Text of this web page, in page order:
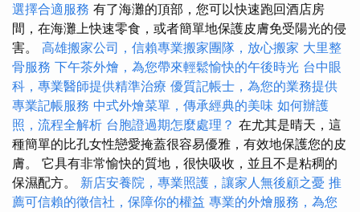
選擇合適服務 有了海灘的頂部，您可以快速跑回酒店房
間，在海灘上快速零食，或者簡單地保護皮膚免受陽光的侵
害。 高雄搬家公司，信賴專業搬家團隊，放心搬家 大里整
骨服務 下午茶外燴，為您帶來輕鬆愉快的午後時光 台中眼
科，專業醫師提供精準治療 優質記帳士，為您的業務提供
專業記帳服務 中式外燴菜單，傳承經典的美味 如何辦護
照，流程全解析 台胞證過期怎麼處理？ 在尤其是晴天，這
種簡單的比孔女性戀愛掩蓋很容易優雅，有效地保護您的皮
膚。 它具有非常愉快的質地，很快吸收，並且不是粘稠的
保濕配方。 新店安養院，專業照護，讓家人無後顧之憂 推
薦可信賴的徵信社，保障你的權益 專業的外燴服務，為您